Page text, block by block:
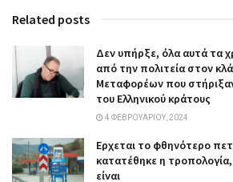
Related posts
Δεν υπήρξε, όλα αυτά τα
από την πολιτεία στον
Μεταφορέων που
του Ελληνικού κράτους
4 ΦΕΒΡΟΥΑΡΊΟΥ, 2024
Ερχεται το φθηνότερο
κατατέθηκε η
είναι